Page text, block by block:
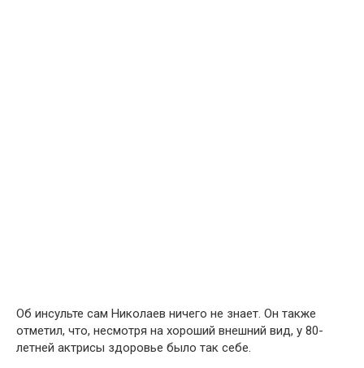
Об инсульте сам Николаев ничего не знает. Он также
отметил, что, несмотря на хороший внешний вид, у 80-
летней актрисы здоровье было так себе.